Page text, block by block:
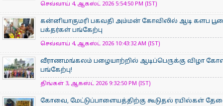
செவ்வாய் 4, ஆகஸ்ட் 2026 5:54:50 PM (IST)
கன்னியாகுமரி பகவதி அம்மன் கோவிலில் ஆடி களப
பக்தர்கள் பங்கேற்பு
செவ்வாய் 4, ஆகஸ்ட் 2026 10:43:32 AM (IST)
வீராணமங்கலம் பழையாற்றில் ஆடிப்பெருக்கு விழா
பங்கேற்பு!
திங்கள் 3, ஆகஸ்ட் 2026 9:32:50 PM (IST)
கோவை, மேட்டுப்பாளையத்திற்கு கூடுதல் ரயில்கள்